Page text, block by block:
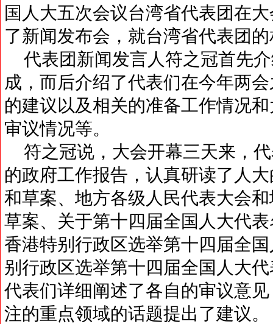
国人大五次会议台湾省代表团在
了新闻发布会，就台湾省代表团
代表团新闻发言人符之冠首先
成，而后介绍了代表们在今年两
的建议以及相关的准备工作情况
审议情况等。
符之冠说，大会开幕三天来，
的政府工作报告，认真研读了人
和草案、地方各级人民代表大会
草案、关于第十四届全国人大代
香港特别行政区选举第十四届全
别行政区选举第十四届全国人大
代表们详细阐述了各自的审议意
注的重点领域的话题提出了建议。